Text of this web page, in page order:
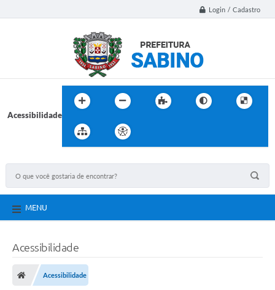
Login / Cadastro
Acessibilidade
MENU
Acessibilidade
Acessibilidade